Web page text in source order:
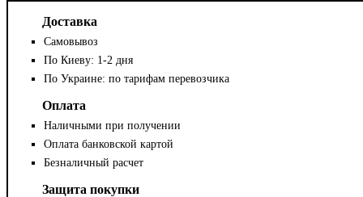
Доставка
Самовывоз
По Киеву: 1-2 дня
По Украине: по тарифам перевозчика
Оплата
Наличными при получении
Оплата банковской картой
Безналичный расчет
Защита покупки